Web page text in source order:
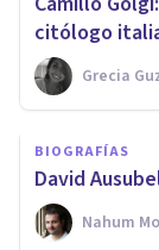
citólogo
Grecia
BIOGRAFÍAS
David
Nahum